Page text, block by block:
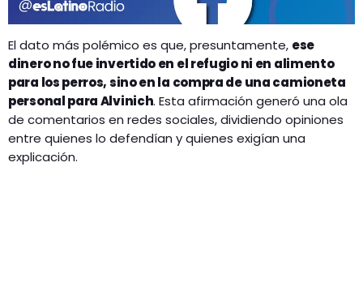
El dato más polémico es que, presuntamente, ese
dinero no fue invertido en el refugio ni en alimento
para los perros, sino en la compra de una camioneta
personal para Alvinich. Esta afirmación generó una ola
de comentarios en redes sociales, dividiendo opiniones
entre quienes lo defendían y quienes exigían una
explicación.